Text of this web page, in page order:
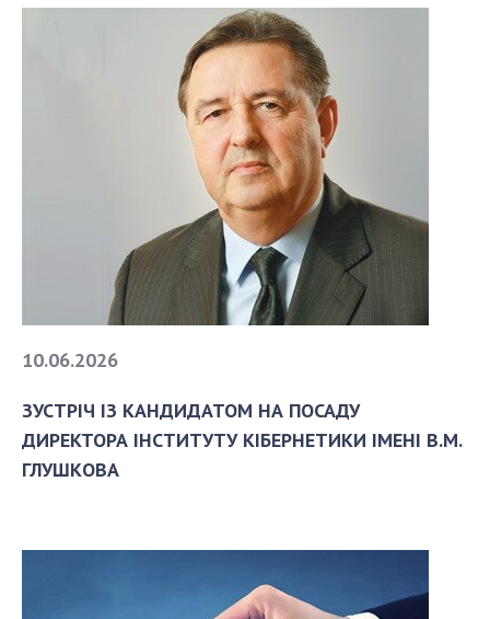
10.06.2026
ЗУСТРІЧ ІЗ КАНДИДАТОМ НА ПОСАДУ
ДИРЕКТОРА ІНСТИТУТУ КІБЕРНЕТИКИ ІМЕНІ В.М.
ГЛУШКОВА